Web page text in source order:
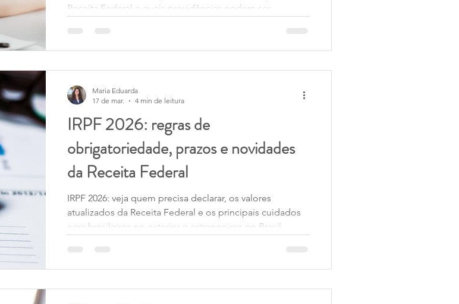
Receita Federal e quais providências podem ser
IRPF 2026: regras de
obrigatoriedade, prazos e novidades
da Receita Federal
IRPF 2026: veja quem precisa declarar, os valores
atualizados da Receita Federal e os principais cuidados
para brasileiros no exterior e estrangeiros no Brasil.
Maria Eduarda
17 de mar.
4 min de leitura